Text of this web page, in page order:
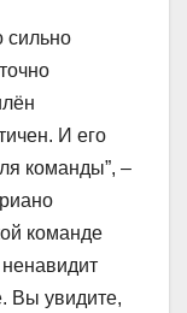
сильно
И его
команды”, –
команде
Вы увидите,